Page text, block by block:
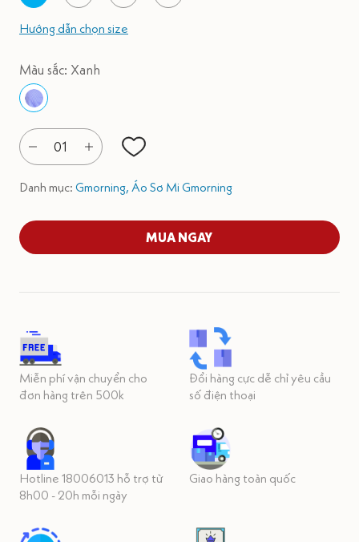
Hướng dẫn chọn size
Màu sắc: Xanh
01
Danh mục: Gmorning, Áo Sơ Mi Gmorning
MUA NGAY
Miễn phí vận chuyển cho
đơn hàng trên 500k
Đổi hàng cực dễ chỉ yêu cầu
số điện thoại
Hotline 18006013 hỗ trợ từ
8h00 - 20h mỗi ngày
Giao hàng toàn quốc